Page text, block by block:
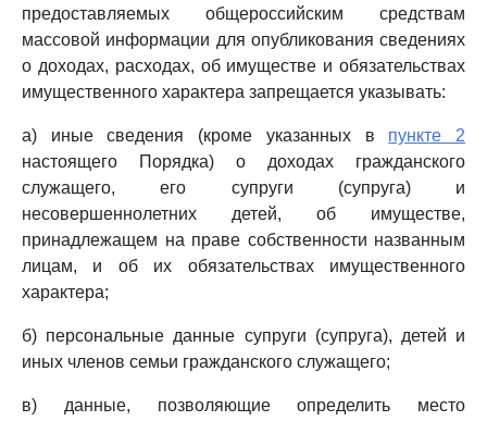
предоставляемых общероссийским средствам
массовой информации для опубликования сведениях
о доходах, расходах, об имуществе и обязательствах
имущественного характера запрещается указывать:
а) иные сведения (кроме указанных в пункте 2
настоящего Порядка) о доходах гражданского
служащего, его супруги (супруга) и
несовершеннолетних детей, об имуществе,
принадлежащем на праве собственности названным
лицам, и об их обязательствах имущественного
характера;
б) персональные данные супруги (супруга), детей и
иных членов семьи гражданского служащего;
в) данные, позволяющие определить место